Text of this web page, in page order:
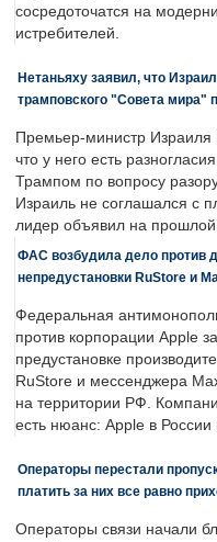
сосредоточатся на
истребителей.
Нетаньяху заявил, что
трамповского "Совета
Премьер-министр Израиля
что у него есть
Трампом по вопросу
Израиль не соглашался с
лидер объявил на
ФАС возбудила дело против
непредустановки RuStore и
Федеральная
против корпорации Apple
предустановке
RuStore и мессенджера
на территории РФ.
есть нюанс: Apple в России
Операторы перестали
платить за них все равно
Операторы связи начали